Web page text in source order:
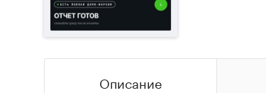
Описание